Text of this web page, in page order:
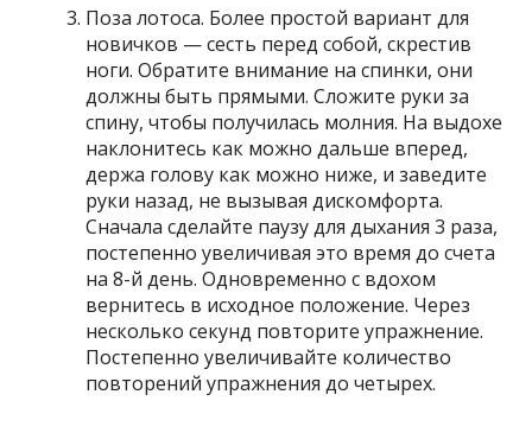
Поза лотоса. Более простой вариант для
новичков — сесть перед собой, скрестив
ноги. Обратите внимание на спинки, они
должны быть прямыми. Сложите руки за
спину, чтобы получилась молния. На выдохе
наклонитесь как можно дальше вперед,
держа голову как можно ниже, и заведите
руки назад, не вызывая дискомфорта.
Сначала сделайте паузу для дыхания 3 раза,
постепенно увеличивая это время до счета
на 8-й день. Одновременно с вдохом
вернитесь в исходное положение. Через
несколько секунд повторите упражнение.
Постепенно увеличивайте количество
повторений упражнения до четырех.